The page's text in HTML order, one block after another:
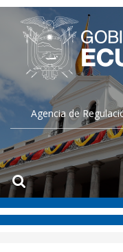
Agencia de